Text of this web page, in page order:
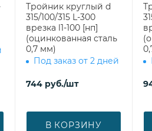
Тройник круглый d
315/100/315 L-300
врезка l1-100 [нп]
(оцинкованная сталь
0,7 мм)
Под заказ от 2 дней
744 руб./шт
В КОРЗИНУ